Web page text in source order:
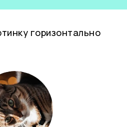
горизонтально